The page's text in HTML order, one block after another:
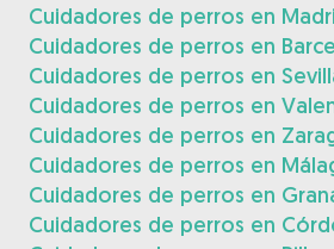
Cuidadores de perros en
Cuidadores de perros en
Cuidadores de perros en
Cuidadores de perros en
Cuidadores de perros en
Cuidadores de perros en
Cuidadores de perros en
Cuidadores de perros en